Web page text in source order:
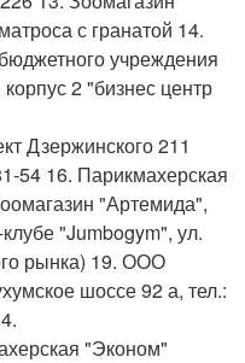
с гранатой 14.
учреждения
2 "бизнес центр
Дзержинского 211
54 16. Парикмахерская
"Артемида",
"Jumbogym", ул.
рынка) 19. ООО
шоссе 92 а, тел.:
"Эконом"